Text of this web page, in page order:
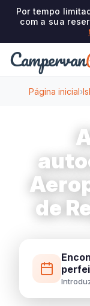
Por tempo
com a sua
Campervan
Página inicial›
de